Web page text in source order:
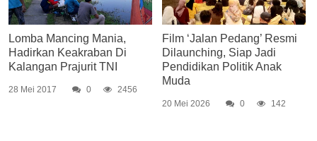
Lomba Mancing Mania,
Hadirkan Keakraban Di
Kalangan Prajurit TNI
28 Mei 2017 0 2456
Film ‘Jalan Pedang’ Resmi
Dilaunching, Siap Jadi
Pendidikan Politik Anak
Muda
20 Mei 2026 0 142